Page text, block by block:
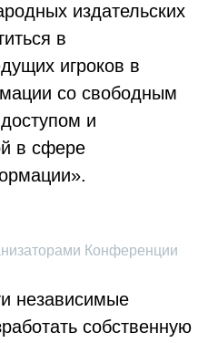
издательских
в
игроков в
со свободным
и
в сфере
Конференции
независимые
собственную